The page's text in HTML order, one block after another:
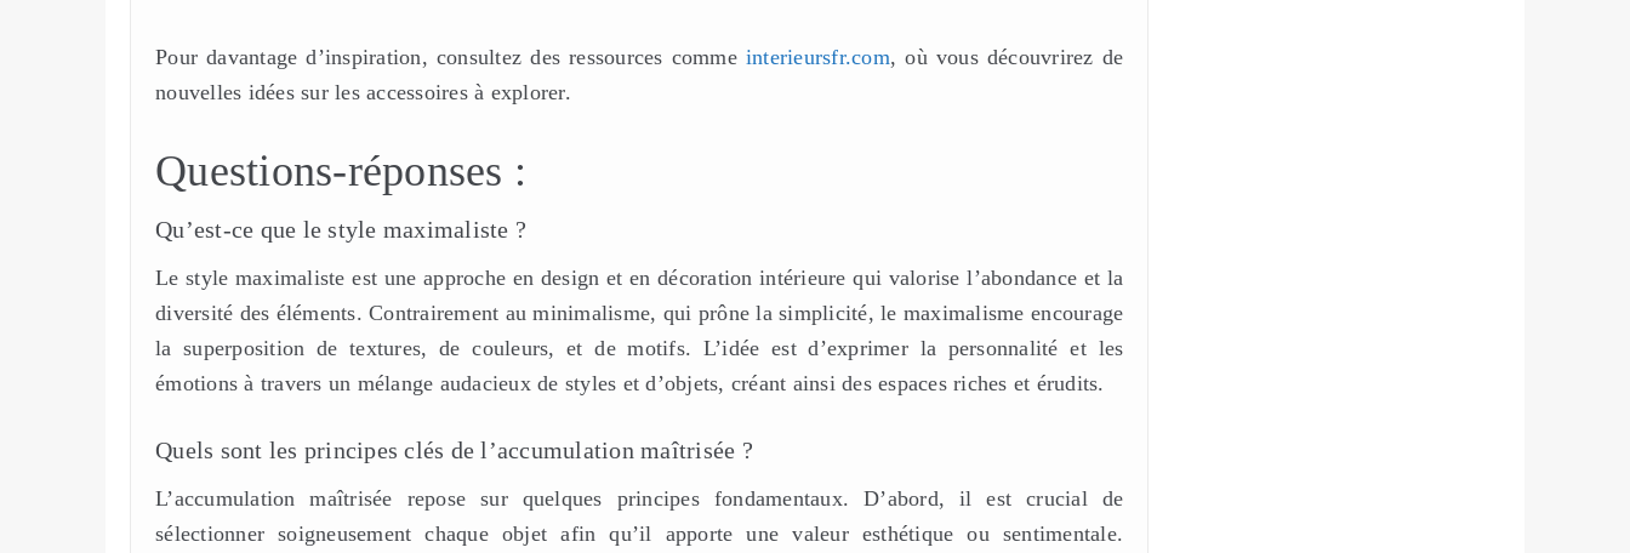
Pour davantage d’inspiration, consultez des ressources comme interieursfr.com, où vous découvrirez de
nouvelles idées sur les accessoires à explorer.
Questions-réponses :
Qu’est-ce que le style maximaliste ?
Le style maximaliste est une approche en design et en décoration intérieure qui valorise l’abondance et la
diversité des éléments. Contrairement au minimalisme, qui prône la simplicité, le maximalisme encourage
la superposition de textures, de couleurs, et de motifs. L’idée est d’exprimer la personnalité et les
émotions à travers un mélange audacieux de styles et d’objets, créant ainsi des espaces riches et érudits.
Quels sont les principes clés de l’accumulation maîtrisée ?
L’accumulation maîtrisée repose sur quelques principes fondamentaux. D’abord, il est crucial de
sélectionner soigneusement chaque objet afin qu’il apporte une valeur esthétique ou sentimentale.